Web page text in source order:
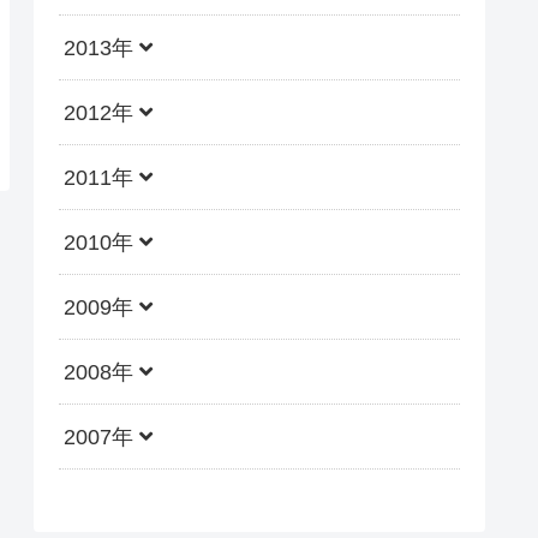
2013年
2012年
2011年
2010年
2009年
2008年
2007年